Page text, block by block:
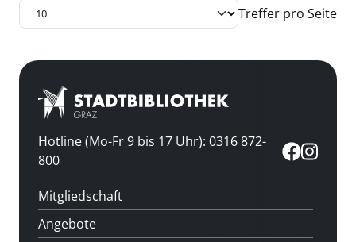
Treffer pro Seite
Hotline (Mo-Fr 9 bis 17 Uhr): 0316 872-
800
Mitgliedschaft
Angebote